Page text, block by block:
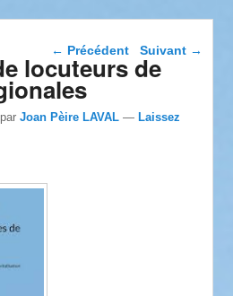
Navigation dans les
articles
← Précédent Suivant →
locuteurs de
parJoan Pèire LAVAL —Laissez